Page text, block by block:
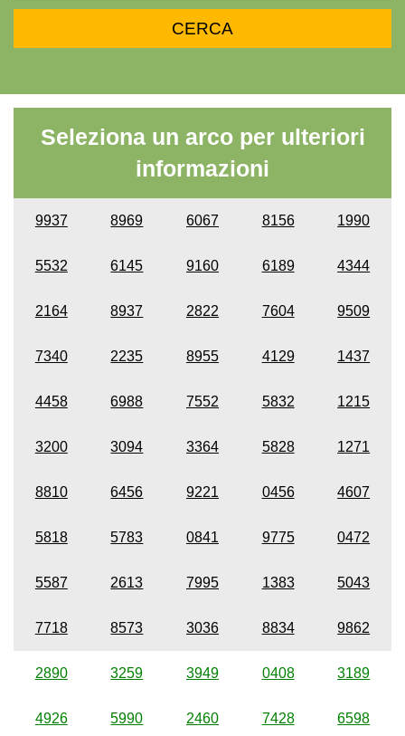
Seleziona un arco per ulteriori
informazioni
9937 8969 6067 8156 1990
5532 6145 9160 6189 4344
2164 8937 2822 7604 9509
7340 2235 8955 4129 1437
4458 6988 7552 5832 1215
3200 3094 3364 5828 1271
8810 6456 9221 0456 4607
5818 5783 0841 9775 0472
5587 2613 7995 1383 5043
7718 8573 3036 8834 9862
2890 3259 3949 0408 3189
4926 5990 2460 7428 6598